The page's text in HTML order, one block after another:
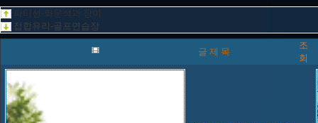
파티션-화문석과 장미
접합유리-골프연습장
글 제 목
조
회